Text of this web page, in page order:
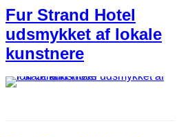
Fur Strand Hotel
udsmykket af lokale
kunstnere